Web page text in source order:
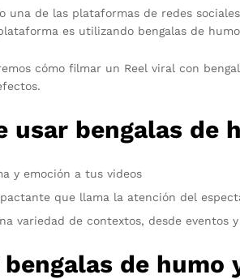
una de las plataformas de redes
es utilizando bengalas de
cómo filmar un Reel viral con
usar bengalas de
y emoción a tus videos
que llama la atención del
variedad de contextos, desde eventos
bengalas de humo